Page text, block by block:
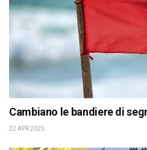
Cambiano le bandiere di
22 APR 2025